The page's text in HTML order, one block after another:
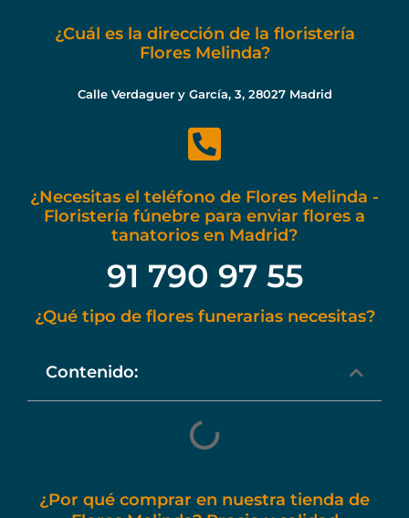
¿Cuál es la dirección de la floristería
Flores Melinda?
Calle Verdaguer y García, 3, 28027 Madrid
¿Necesitas el teléfono de Flores Melinda -
Floristería fúnebre para enviar flores a
tanatorios en Madrid?
91 790 97 55
¿Qué tipo de flores funerarias necesitas?
Contenido:
¿Por qué comprar en nuestra tienda de